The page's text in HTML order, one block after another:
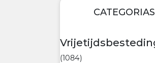
CATEGORIAS
(1084)